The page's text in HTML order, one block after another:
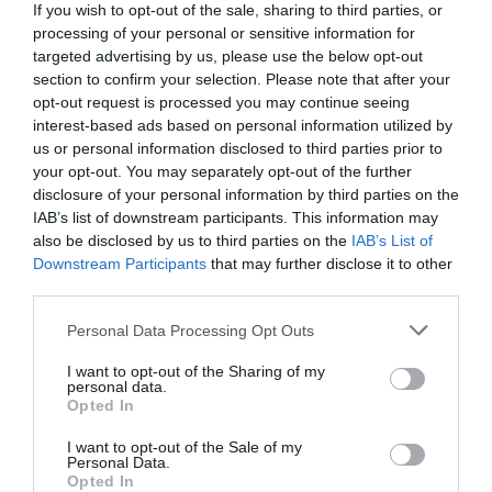
If you wish to opt-out of the sale, sharing to third parties, or
processing of your personal or sensitive information for
targeted advertising by us, please use the below opt-out
section to confirm your selection. Please note that after your
opt-out request is processed you may continue seeing
interest-based ads based on personal information utilized by
us or personal information disclosed to third parties prior to
your opt-out. You may separately opt-out of the further
disclosure of your personal information by third parties on the
IAB’s list of downstream participants. This information may
also be disclosed by us to third parties on the IAB’s List of
Downstream Participants that may further disclose it to other
Please note that this website/app uses one or more Google
not limited to your visit or usage behaviour. You may click to
grant or deny consent to Google and its third-party tags to
use your data for below specified purposes in below Google
consent section.
Personal Data Processing Opt Outs
I want to opt-out of the Sharing of my
personal data.
Opted In
I want to opt-out of the Sale of my
Personal Data.
Opted In
Vītoliņš komentē viena gada līgumu ar
Latvijas izlasi un atklāj, kāpēc tas viņu
nesatrauc